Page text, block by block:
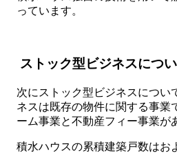
っています。
ストック型ビジネスにつ
次にストック型ビジネスについ
ネスは既存の物件に関する事業
ーム事業と不動産フィー事業が
積水ハウスの累積建築戸数はお